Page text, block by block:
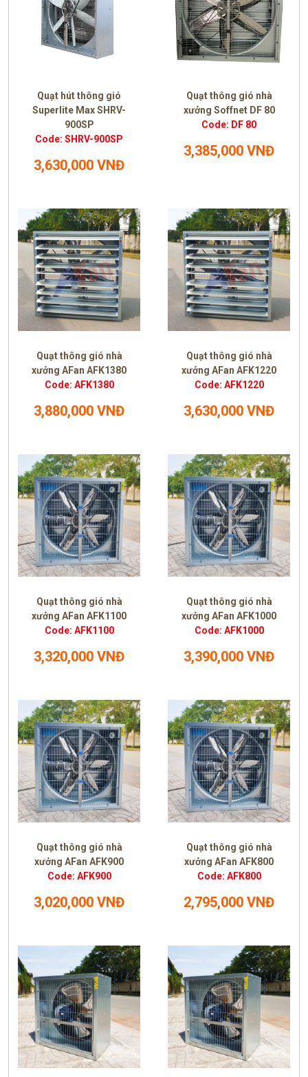
Quạt hút thông gió
Superlite Max SHRV-
900SP
Code: SHRV-900SP
3,630,000 VNĐ
Quạt thông gió nhà
xưởng Soffnet DF 80
Code: DF 80
3,385,000 VNĐ
Quạt thông gió nhà
xưởng AFan AFK1380
Code: AFK1380
3,880,000 VNĐ
Quạt thông gió nhà
xưởng AFan AFK1220
Code: AFK1220
3,630,000 VNĐ
Quạt thông gió nhà
xưởng AFan AFK1100
Code: AFK1100
3,320,000 VNĐ
Quạt thông gió nhà
xưởng AFan AFK1000
Code: AFK1000
3,390,000 VNĐ
Quạt thông gió nhà
xưởng AFan AFK900
Code: AFK900
3,020,000 VNĐ
Quạt thông gió nhà
xưởng AFan AFK800
Code: AFK800
2,795,000 VNĐ